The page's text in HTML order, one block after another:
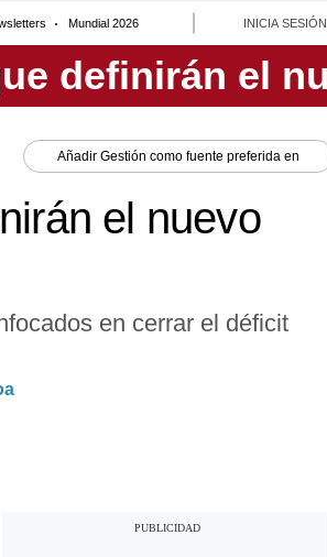
Mundial 2026 INICIA SESIÓN
Añadir Gestión como fuente preferida en
el nuevo
en cerrar el déficit